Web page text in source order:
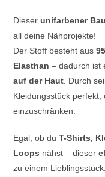
Dieser unifarbener
all deine Nähprojekte!
Der Stoff besteht aus
Elasthan – dadurch ist
auf der Haut . Durch
Kleidungsstück
einzuschränken.
Egal, ob duT-Shirts,
Loops nähst – dieser
zu einem